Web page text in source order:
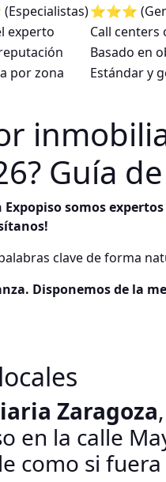
⭐⭐⭐
experto
Call centers
Basado en
por zona Estándar y
Guía
somos
clave de forma
Disponemos de la
Zaragoza
en la calle
como si